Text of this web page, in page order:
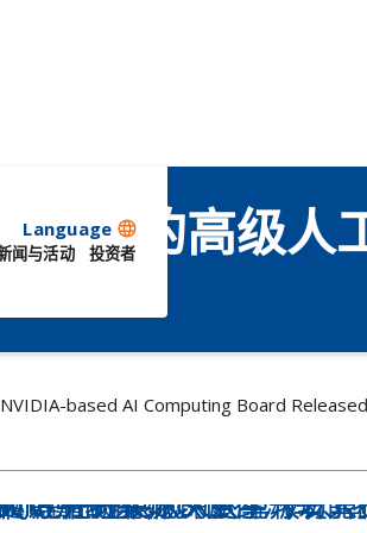
Language language
闻与活动 投资者 的高级人
based AI Computing Board Released